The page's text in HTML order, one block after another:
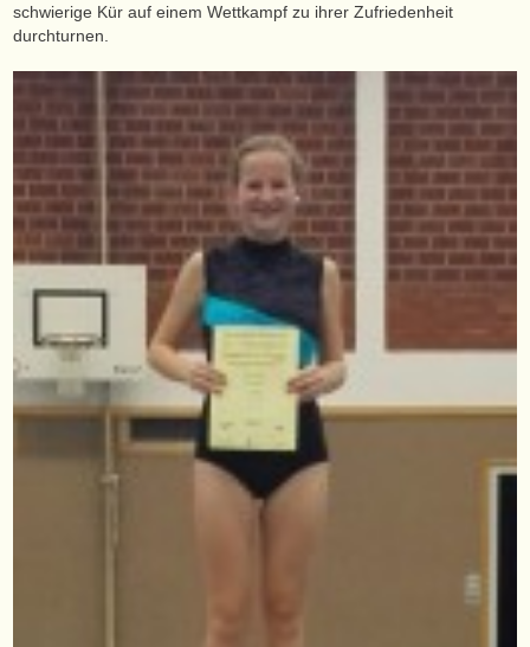
schwierige Kür auf einem Wettkampf zu ihrer Zufriedenheit
durchturnen.